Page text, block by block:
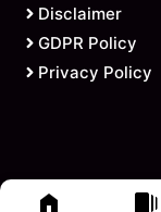
Disclaimer
GDPR Policy
Privacy Policy